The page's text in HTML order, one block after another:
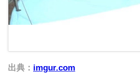
出典： imgur.com